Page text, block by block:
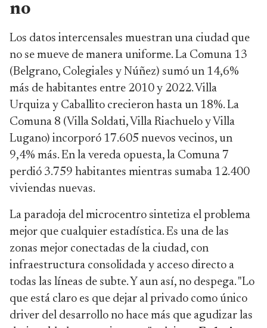
no
Los datos intercensales muestran una ciudad que
no se mueve de manera uniforme. La Comuna 13
(Belgrano, Colegiales y Núñez) sumó un 14,6%
más de habitantes entre 2010 y 2022. Villa
Urquiza y Caballito crecieron hasta un 18%. La
Comuna 8 (Villa Soldati, Villa Riachuelo y Villa
Lugano) incorporó 17.605 nuevos vecinos, un
9,4% más. En la vereda opuesta, la Comuna 7
perdió 3.759 habitantes mientras sumaba 12.400
viviendas nuevas.
La paradoja del microcentro sintetiza el problema
mejor que cualquier estadística. Es una de las
zonas mejor conectadas de la ciudad, con
infraestructura consolidada y acceso directo a
todas las líneas de subte. Y aun así, no despega. "Lo
que está claro es que dejar al privado como único
driver del desarrollo no hace más que agudizar las